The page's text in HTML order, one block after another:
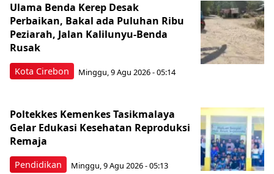
Kota Cirebon
Ulama Benda Kerep Desak
Perbaikan, Bakal ada Puluhan Ribu
Peziarah, Jalan Kalilunyu-Benda
Rusak
Minggu, 9 Agu 2026 - 05:14
Pendidikan
Poltekkes Kemenkes Tasikmalaya
Gelar Edukasi Kesehatan Reproduksi
Remaja
Minggu, 9 Agu 2026 - 05:13